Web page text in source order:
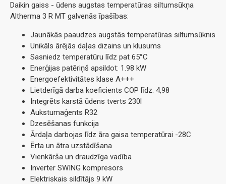
Daikin gaiss - ūdens augstas temperatūras siltumsūkņa
Altherma 3 R MT galvenās īpašības:
Jaunākās paaudzes augstās temperatūras siltumsūknis
Unikāls ārējās daļas dizains un klusums
Sasniedz temperatūru līdz pat 65°C
Enerģijas patēriņš apsildot: 1.98 kW
Energoefektivitātes klase A+++
Lietderīgā darba koeficients COP līdz: 4,98
Integrēts karstā ūdens tverts 230l
Aukstumaģents R32
Dzesēšanas funkcija
Ārdaļa darbojas līdz āra gaisa temperatūrai -28C
Ērta un ātra uzstādīšana
Vienkārša un draudzīga vadība
Inverter SWING kompresors
Elektriskais sildītājs 9 kW